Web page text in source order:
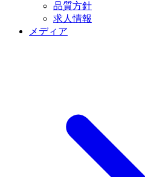
品質方針
求人情報
メディア